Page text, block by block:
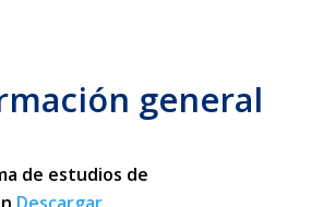
general
de estudios de